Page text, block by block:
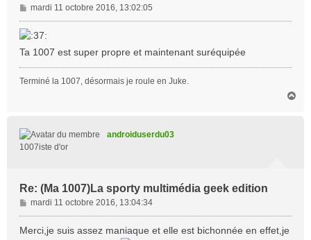
M
e
s
a
g
e
mardi 11 octobre 2016, 13:02:05
Ta 1007 est super propre et maintenant suréquipée
Terminé la 1007, désormais je roule en Juke.
androiduserdu03
1007iste d'or
Re: (Ma 1007)La sporty multimédia geek edition
M
e
mardi 11 octobre 2016, 13:04:34
Merci,je suis assez maniaque et elle est bichonnée en effet,je